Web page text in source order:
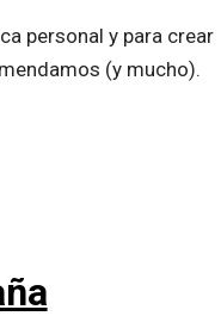
personal y para crear
(y mucho).